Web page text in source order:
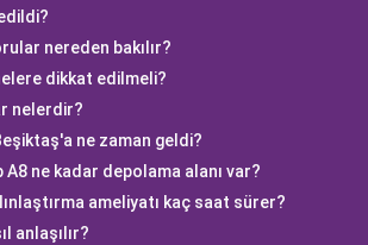
nereden bakılır?
dikkat edilmeli?
nelerdir?
ne zaman geldi?
A8 ne kadar depolama alanı var?
ameliyatı kaç saat sürer?
anlaşılır?